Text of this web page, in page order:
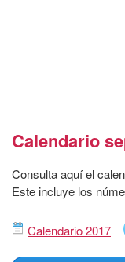
Calendario
Consulta aquí el
Este incluye los
Calendario 2017